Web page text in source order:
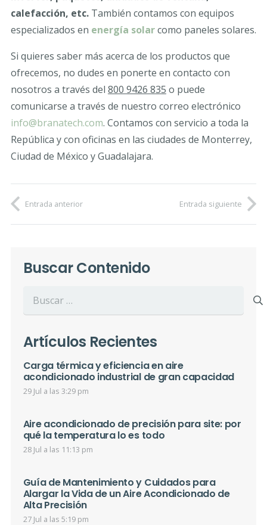
calefacción, etc.También contamos con equipos
especializados en energía solarcomo paneles solares.
Si quieres saber más acerca de los productos que
ofrecemos, no dudes en ponerte en contacto con
nosotros a través del 800 9426 835 o puede
comunicarse a través de nuestro correo electrónico
info@branatech.com. Contamos con servicio a toda la
República y con oficinas en las ciudades de Monterrey,
Ciudad de México y Guadalajara.
Entrada anterior Entrada siguiente
Buscar Contenido
Buscar:
Artículos Recientes
Carga térmica y eficiencia en aire
acondicionado industrial de gran capacidad
29 Jul a las 3:29 pm
Aire acondicionado de precisión para site: por
qué la temperatura lo es todo
28 Jul a las 11:13 pm
Guía de Mantenimiento y Cuidados para
Alargar la Vida de un Aire Acondicionado de
Alta Precisión
27 Jul a las 5:19 pm